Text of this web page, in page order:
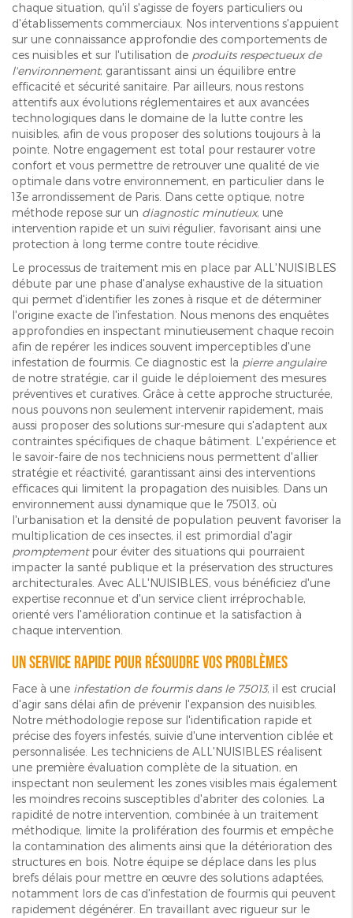
chaque situation, qu'il s'agisse de foyers particuliers ou
d'établissements commerciaux. Nos interventions s'appuient
sur une connaissance approfondie des comportements de
ces nuisibles et sur l'utilisation de produits respectueux de
l'environnement, garantissant ainsi un équilibre entre
efficacité et sécurité sanitaire. Par ailleurs, nous restons
attentifs aux évolutions réglementaires et aux avancées
technologiques dans le domaine de la lutte contre les
nuisibles, afin de vous proposer des solutions toujours à la
pointe. Notre engagement est total pour restaurer votre
confort et vous permettre de retrouver une qualité de vie
optimale dans votre environnement, en particulier dans le
13e arrondissement de Paris. Dans cette optique, notre
méthode repose sur un diagnostic minutieux, une
intervention rapide et un suivi régulier, favorisant ainsi une
protection à long terme contre toute récidive.
Le processus de traitement mis en place par ALL'NUISIBLES
débute par une phase d'analyse exhaustive de la situation
qui permet d'identifier les zones à risque et de déterminer
l'origine exacte de l'infestation. Nous menons des enquêtes
approfondies en inspectant minutieusement chaque recoin
afin de repérer les indices souvent imperceptibles d'une
infestation de fourmis. Ce diagnostic est la pierre angulaire
de notre stratégie, car il guide le déploiement des mesures
préventives et curatives. Grâce à cette approche structurée,
nous pouvons non seulement intervenir rapidement, mais
aussi proposer des solutions sur-mesure qui s'adaptent aux
contraintes spécifiques de chaque bâtiment. L'expérience et
le savoir-faire de nos techniciens nous permettent d'allier
stratégie et réactivité, garantissant ainsi des interventions
efficaces qui limitent la propagation des nuisibles. Dans un
environnement aussi dynamique que le 75013, où
l'urbanisation et la densité de population peuvent favoriser la
multiplication de ces insectes, il est primordial d'agir
promptementpour éviter des situations qui pourraient
impacter la santé publique et la préservation des structures
architecturales. Avec ALL'NUISIBLES, vous bénéficiez d'une
expertise reconnue et d'un service client irréprochable,
orienté vers l'amélioration continue et la satisfaction à
chaque intervention.
Un service rapide pour résoudre vos problèmes
Face à une infestation de fourmis dans le 75013, il est crucial
d'agir sans délai afin de prévenir l'expansion des nuisibles.
Notre méthodologie repose sur l'identification rapide et
précise des foyers infestés, suivie d'une intervention ciblée et
personnalisée. Les techniciens de ALL'NUISIBLES réalisent
une première évaluation complète de la situation, en
inspectant non seulement les zones visibles mais également
les moindres recoins susceptibles d'abriter des colonies. La
rapidité de notre intervention, combinée à un traitement
méthodique, limite la prolifération des fourmis et empêche
la contamination des aliments ainsi que la détérioration des
structures en bois. Notre équipe se déplace dans les plus
brefs délais pour mettre en œuvre des solutions adaptées,
notamment lors de cas d'infestation de fourmis qui peuvent
rapidement dégénérer. En travaillant avec rigueur sur le